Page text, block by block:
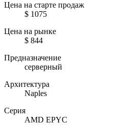
Цена на старте продаж
$ 1075
Цена на рынке
$ 844
Предназначение
серверный
Архитектура
Naples
Серия
AMD EPYC